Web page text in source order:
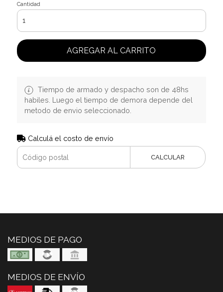
Cantidad
AGREGAR AL CARRITO
Tiempo de armado y despacho son de 48hs
habiles. Luego el tiempo de demora depende del
metodo de envio seleccionado.
Calculá el costo de envío
CALCULAR
MEDIOS DE PAGO
MEDIOS DE ENVÍO